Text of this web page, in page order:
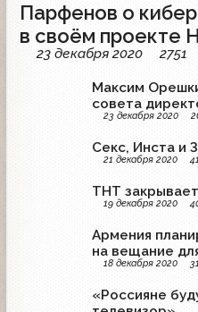
Парфенов о
в своём
23 декабря 2020 2751
Максим
совета
23 декабря 2020
Секс, Инста и
21 декабря 2020
ТНТ
19 декабря 2020
Армения
на вещание
18 декабря 2020
«Россияне